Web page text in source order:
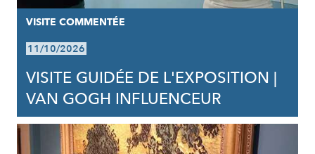
VISITE COMMENTÉE
11/10/2026
VISITE GUIDÉE DE L'EXPOSITION |
VAN GOGH INFLUENCEUR